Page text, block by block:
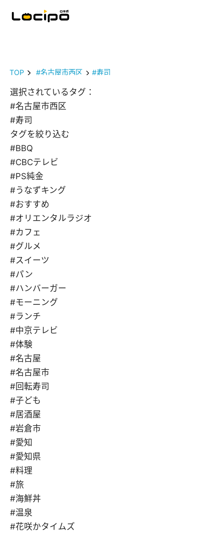
TOP #名古屋市西区 #寿司
選択されているタグ：
#名古屋市西区
#寿司
タグを絞り込む
#BBQ
#CBCテレビ
#PS純金
#うなずキング
#おすすめ
#オリエンタルラジオ
#カフェ
#グルメ
#スイーツ
#パン
#ハンバーガー
#モーニング
#ランチ
#中京テレビ
#体験
#名古屋
#名古屋市
#回転寿司
#子ども
#居酒屋
#岩倉市
#愛知
#愛知県
#料理
#旅
#海鮮丼
#温泉
#花咲かタイムズ